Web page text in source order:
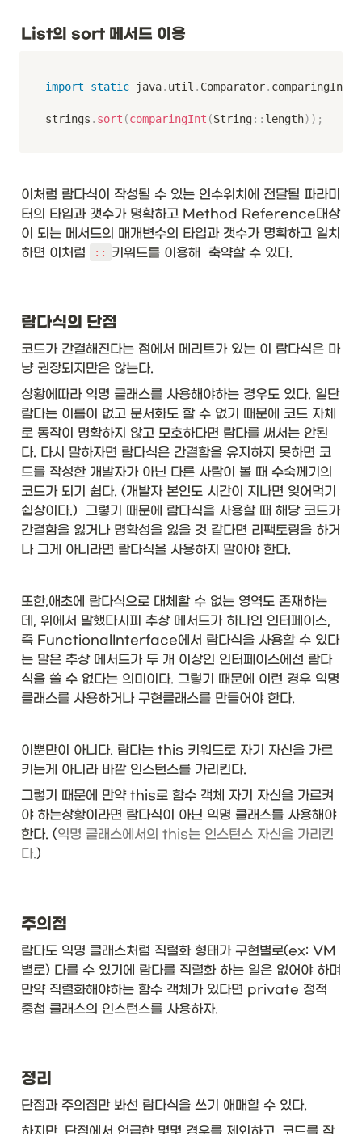
List의 sort 메서드 이용
import static java. util . Comparator. comparingInt
strings . sort (comparingInt (String: : length) ) ;
이처럼 람다식이 작성될 수 있는 인수위치에 전달될 파라미
터의 타입과 갯수가 명확하고 Method Reference대상
이 되는 메서드의 매개변수의 타입과 갯수가 명확하고 일치
하면 이처럼
:: 키워드를 이용해  축약할 수 있다.
람다식의 단점
코드가 간결해진다는 점에서 메리트가 있는 이 람다식은 마
냥 권장되지만은 않는다.
상황에따라 익명 클래스를 사용해야하는 경우도 있다. 일단
람다는 이름이 없고 문서화도 할 수 없기 때문에 코드 자체
로 동작이 명확하지 않고 모호하다면 람다를 써서는 안된
다. 다시 말하자면 람다식은 간결함을 유지하지 못하면 코
드를 작성한 개발자가 아닌 다른 사람이 볼 때 수숙께기의
코드가 되기 쉽다. (개발자 본인도 시간이 지나면 잊어먹기
쉽상이다.)  그렇기 때문에 람다식을 사용할 때 해당 코드가
간결함을 잃거나 명확성을 잃을 것 같다면 리팩토링을 하거
나 그게 아니라면 람다식을 사용하지 말아야 한다.
또한,애초에 람다식으로 대체할 수 없는 영역도 존재하는
데, 위에서 말했다시피 추상 메서드가 하나인 인터페이스,
즉 FunctionalInterface에서 람다식을 사용할 수 있다
는 말은 추상 메서드가 두 개 이상인 인터페이스에선 람다
식을 쓸 수 없다는 의미이다. 그렇기 때문에 이런 경우 익명
클래스를 사용하거나 구현클래스를 만들어야 한다.
이뿐만이 아니다. 람다는 this 키워드로 자기 자신을 가르
키는게 아니라 바깥 인스턴스를 가리킨다.
그렇기 때문에 만약 this로 함수 객체 자기 자신을 가르켜
야 하는상황이라면 람다식이 아닌 익명 클래스를 사용해야
한다. (익명 클래스에서의 this는 인스턴스 자신을 가리킨
다.)
주의점
람다도 익명 클래스처럼 직렬화 형태가 구현별로(ex: VM
별로) 다를 수 있기에 람다를 직렬화 하는 일은 없어야 하며
만약 직렬화해야하는 함수 객체가 있다면 private 정적
중첩 클래스의 인스턴스를 사용하자.
정리
단점과 주의점만 봐선 람다식을 쓰기 애매할 수 있다.